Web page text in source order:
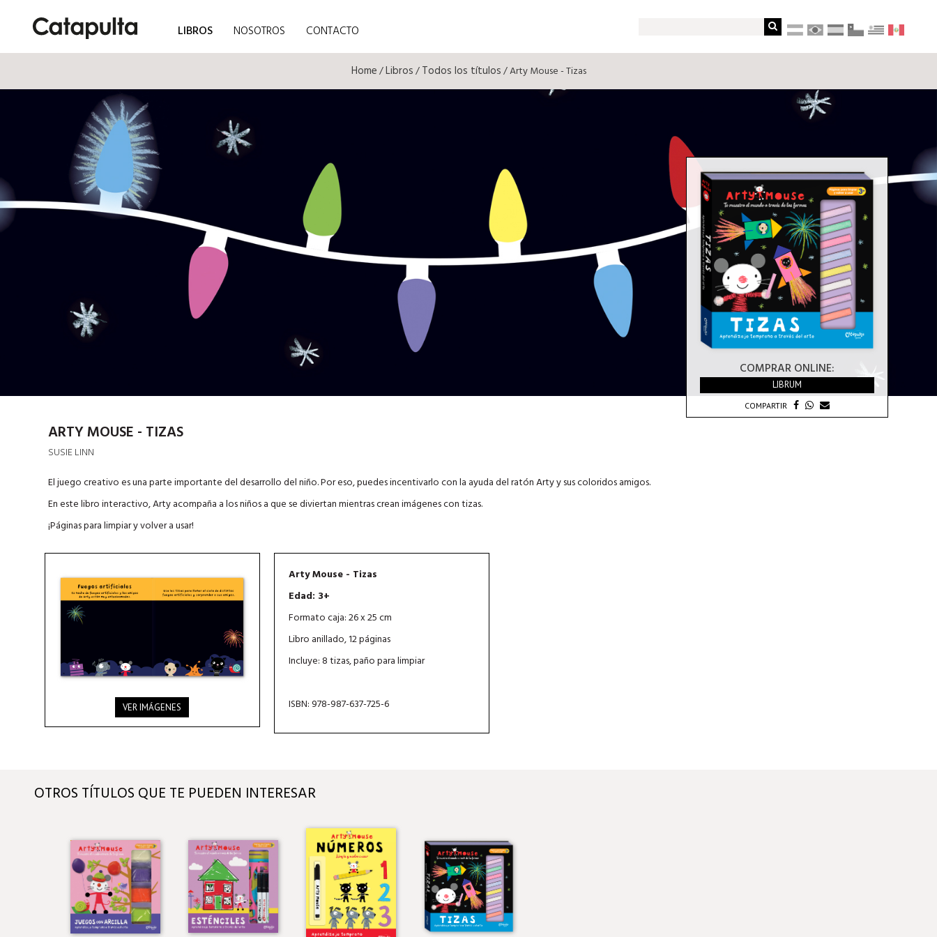
LIBROS NOSOTROS CONTACTO
Home/Libros/Todos los títulos/ Arty Mouse - Tizas
COMPRAR ONLINE:
LIBRUM
COMPARTIR
ARTY MOUSE - TIZAS
SUSIE LINN
El juego creativo es una parte importante del desarrollo del niño. Por eso, puedes incentivarlo con la ayuda del ratón Arty y sus coloridos amigos.
En este libro interactivo, Arty acompaña a los niños a que se diviertan mientras crean imágenes con tizas.
¡Páginas para limpiar y volver a usar!
VER IMÁGENES
Arty Mouse - Tizas
Edad: 3+
Formato caja: 26 x 25 cm
Libro anillado, 12 páginas
Incluye: 8 tizas, paño para limpiar
ISBN: 978-987-637-725-6
OTROS TÍTULOS QUE TE PUEDEN INTERESAR